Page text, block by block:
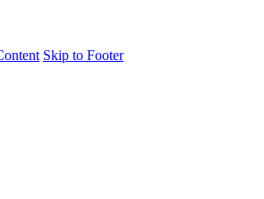
Skip to Footer